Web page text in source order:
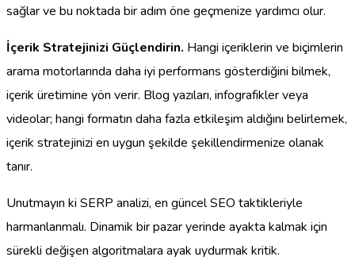
sağlar ve bu noktada bir adım öne geçmenize yardımcı olur.
İçerik Stratejinizi Güçlendirin. Hangi içeriklerin ve biçimlerin
arama motorlarında daha iyi performans gösterdiğini bilmek,
içerik üretimine yön verir. Blog yazıları, infografikler veya
videolar; hangi formatın daha fazla etkileşim aldığını belirlemek,
içerik stratejinizi en uygun şekilde şekillendirmenize olanak
tanır.
Unutmayın ki SERP analizi, en güncel SEO taktikleriyle
harmanlanmalı. Dinamik bir pazar yerinde ayakta kalmak için
sürekli değişen algoritmalara ayak uydurmak kritik.